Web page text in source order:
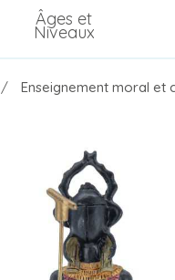
Âges et
Niveaux
Enseignement moral et